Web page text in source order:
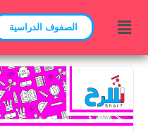
الصفوف الدراسية